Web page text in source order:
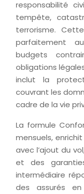
responsabilité
tempête,
terrorisme.
parfaitement
budgets
obligations
inclut la
couvrant les
cadre de la vie
La formule
mensuels,
avec l’ajout du
et des
intermédiaire
des assurés